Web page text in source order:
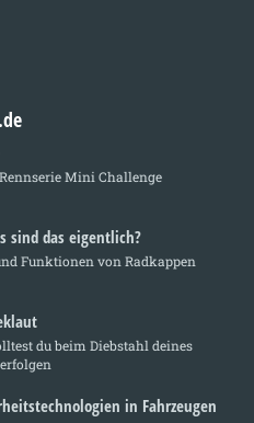
Mini Challenge
sind das eigentlich?
Funktionen von Radkappen
du beim Diebstahl deines
in Fahrzeugen